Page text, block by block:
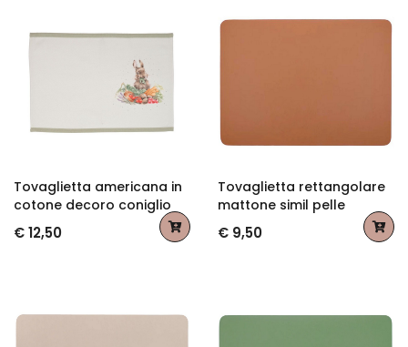
Tovaglietta americana in
cotone decoro coniglio
€ 12,50
Tovaglietta rettangolare
mattone simil pelle
€ 9,50